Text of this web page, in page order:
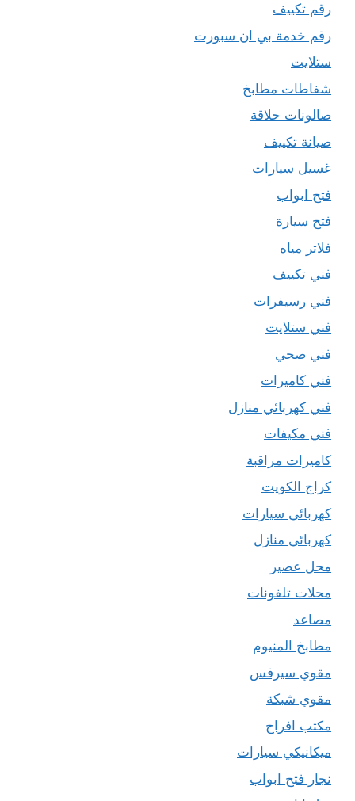
رقم تكييف
رقم خدمة بي ان سبورت
ستلايت
شفاطات مطابخ
صالونات حلاقة
صيانة تكييف
غسيل سيارات
فتح ابواب
فتح سيارة
فلاتر مياه
فني تكييف
فني رسيفرات
فني ستلايت
فني صحي
فني كاميرات
فني كهربائي منازل
فني مكيفات
كاميرات مراقبة
كراج الكويت
كهربائي سيارات
كهربائي منازل
محل عصير
محلات تلفونات
مصاعد
مطابخ المنيوم
مقوي سيرفس
مقوي شبكة
مكتب افراح
ميكانيكي سيارات
نجار فتح ابواب